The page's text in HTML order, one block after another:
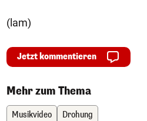
(lam)
Jetzt kommentieren
Mehr zum Thema
Musikvideo Drohung